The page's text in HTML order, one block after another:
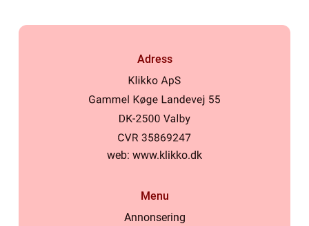
Adress
web: www.klikko.dk
Menu
Annonsering